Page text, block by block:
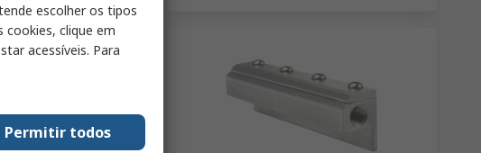
escolher os tipos
cookies, clique em
acessíveis. Para
Permitir todos